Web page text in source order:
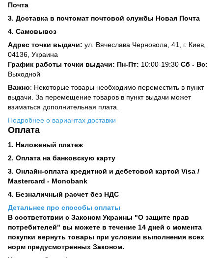
Почта
3. Доставка в почтомат почтовой службы Новая Почта
4. Самовывоз
Адрес точки выдачи: ул. Вячеслава Черновола, 41, г. Киев,
04136, Украина
График работы точки выдачи: Пн-Пт: 10:00-19:30 Сб - Вс:
Выходной
Важно: Некоторые товары необходимо переместить в пункт
выдачи. За перемещение товаров в пункт выдачи может
взиматься дополнительная плата.
Подробнее о вариантах доставки
Оплата
1. Наложеный платеж
2. Оплата на банковскую карту
3. Онлайн-оплата кредитной и дебетовой картой Visa /
Mastercard - Monobank
4. Безналичный расчет без НДС
Детальнее про способы оплаты
В соответствии с Законом Украины "О защите прав
потребителей" вы можете в течение 14 дней с момента
покупки вернуть товары при условии выполнения всех
норм предусмотренных Законом.